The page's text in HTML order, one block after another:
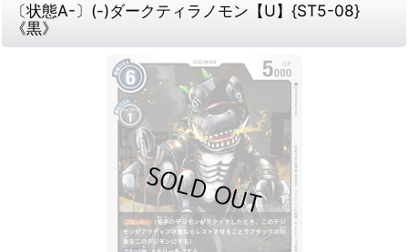
〔状態A-〕(-)ダークティラノモン【U】{ST5-08}
《黒》